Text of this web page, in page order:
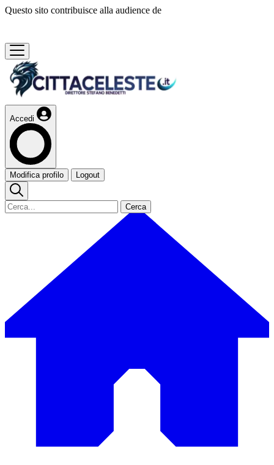
Questo sito contribuisce alla audience de
Accedi
Modifica profilo Logout
Cerca